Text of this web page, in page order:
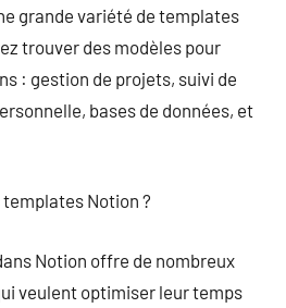
grande variété de templates
trouver des modèles pour
: gestion de projets, suivi de
bases de données, et
Notion ?
Notion offre de nombreux
veulent optimiser leur temps